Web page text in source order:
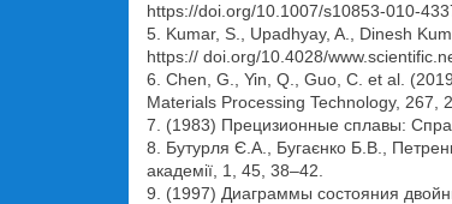
https://doi.org/10.1007/s10853-010-
5. Kumar, S., Upadhyay, A., Dinesh
https:// doi.org/10.4028/
6. Chen, G., Yin, Q., Guo, C. et al.
Materials Processing Technology,
7. (1983) Прецизионные сплавы:
8. Бутурля Є.А., Бугаєнко Б.В.,
академії, 1, 45, 38–42.
9. (1997) Диаграммы состояния